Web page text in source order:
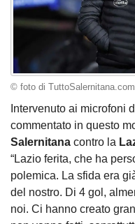
© foto di TuttoSalernitana.com
Intervenuto ai microfoni
commentato in questo
Salernitana contro la
“Lazio ferita, che ha
polemica. La sfida era
del nostro. Di 4 gol,
noi. Ci hanno creato